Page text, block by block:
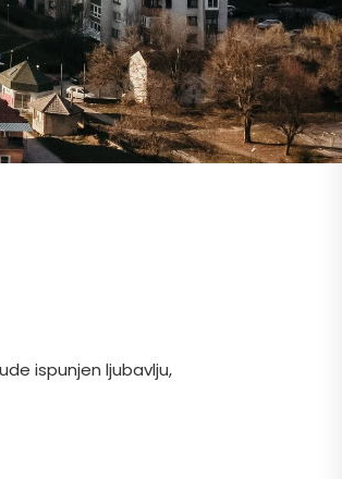
ispunjen ljubavlju,